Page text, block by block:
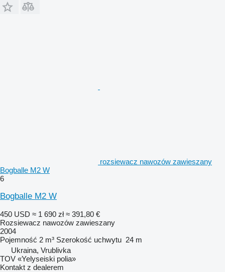
rozsiewacz nawozów zawieszany
Bogballe M2 W
6
Bogballe M2 W
450 USD ≈ 1 690 zł ≈ 391,80 €
Rozsiewacz nawozów zawieszany
2004
Pojemność 2 m³ Szerokość uchwytu 24 m
Ukraina, Vrublivka
TOV «Yelyseiski polia»
Kontakt z dealerem